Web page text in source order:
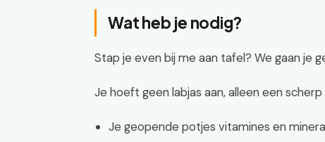
Wat heb je nodig?
Stap je even bij me aan tafel? We gaan je
Je hoeft geen labjas aan, alleen een
Je geopende potjes vitamines en